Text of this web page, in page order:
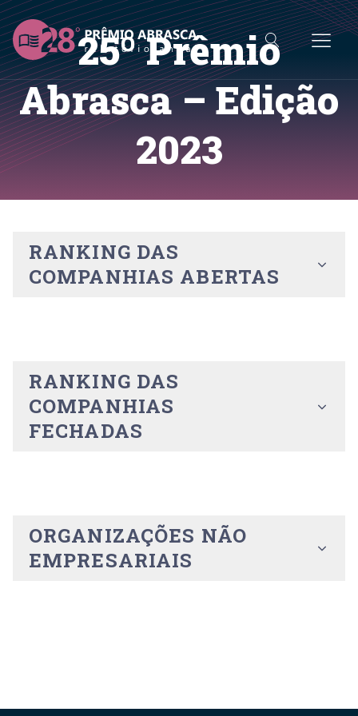
25º Prêmio
Abrasca – Edição
2023
RANKING DAS
COMPANHIAS ABERTAS
RANKING DAS
COMPANHIAS
FECHADAS
ORGANIZAÇÕES NÃO
EMPRESARIAIS